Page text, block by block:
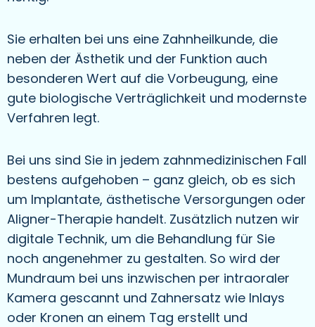
Sie erhalten bei uns eine Zahnheilkunde, die
neben der Ästhetik und der Funktion auch
besonderen Wert auf die Vorbeugung, eine
gute biologische Verträglichkeit und modernste
Verfahren legt.
Bei uns sind Sie in jedem zahnmedizinischen Fall
bestens aufgehoben – ganz gleich, ob es sich
um Implantate, ästhetische Versorgungen oder
Aligner-Therapie handelt. Zusätzlich nutzen wir
digitale Technik, um die Behandlung für Sie
noch angenehmer zu gestalten. So wird der
Mundraum bei uns inzwischen per intraoraler
Kamera gescannt und Zahnersatz wie Inlays
oder Kronen an einem Tag erstellt und